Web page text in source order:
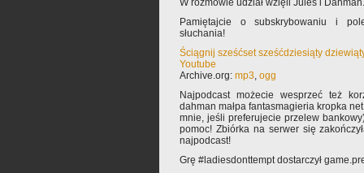
W rozmowie udział wzięli Jules i Dahman.
Pamiętajcie o subskrybowaniu i
słuchania!
Ściągnij sześćset sześćdziesiąty
Youtube
Archive.org: mp3, ogg
Najpodcast możecie wesprzeć też
dahman małpa fantasmagieria kropka
mnie, jeśli preferujecie przelew
pomoc! Zbiórka na serwer się
najpodcast!
Grę #ladiesdonttempt dostarczył